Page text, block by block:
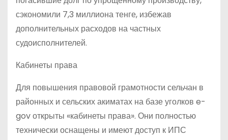
сэкономили 7,3 миллиона тенге, избежав
дополнительных расходов на частных
судоисполнителей.
Кабинеты права
Для повышения правовой грамотности сельчан в
районных и сельских акиматах на базе уголков e-
gov открыты «кабинеты права». Они полностью
технически оснащены и имеют доступ к ИПС